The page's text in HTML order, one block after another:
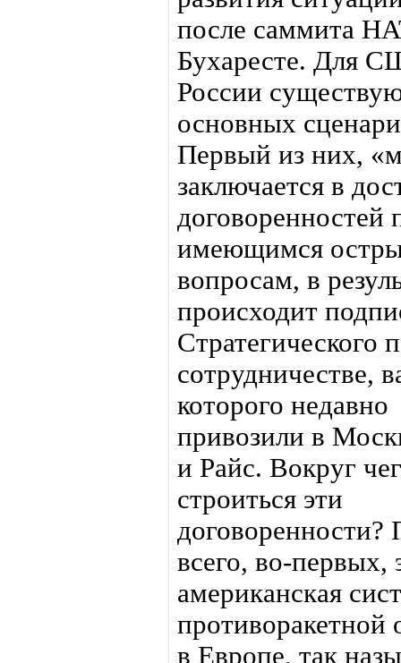
после саммита
Бухаресте. Для
России
основных
Первый из них,
заключается в
договоренностей
имеющимся
вопросам, в
происходит
Стратегического
сотрудничестве,
которого недавно
привозили в
и Райс. Вокруг
строиться эти
договоренности?
всего, во-первых,
американская
противоракетной
в Европе, так